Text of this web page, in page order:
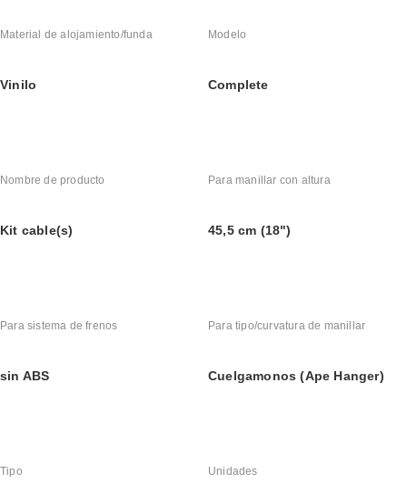
Material de alojamiento/funda
Vinilo
Modelo
Complete
Nombre de producto
Kit cable(s)
Para manillar con altura
45,5 cm (18")
Para sistema de frenos
sin ABS
Para tipo/curvatura de manillar
Cuelgamonos (Ape Hanger)
Tipo Unidades